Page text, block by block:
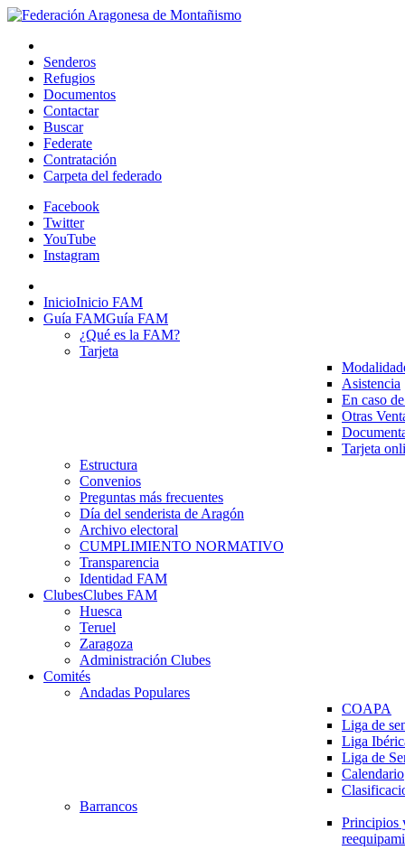
Senderos
Refugios
Documentos
Contactar
Buscar
Federate
Contratación
Carpeta del federado
Facebook
Twitter
YouTube
Instagram
InicioInicio FAM
Guía FAMGuía FAM
¿Qué es la FAM?
Tarjeta
Asistencia
En caso
Otras
Tarjeta
Estructura
Convenios
Preguntas más frecuentes
Día del senderista de Aragón
Archivo electoral
CUMPLIMIENTO NORMATIVO
Transparencia
Identidad FAM
ClubesClubes FAM
Huesca
Teruel
Zaragoza
Administración Clubes
Comités
Andadas Populares
COAPA
Liga de
Liga
Liga de
Calendario
Barrancos
Principios